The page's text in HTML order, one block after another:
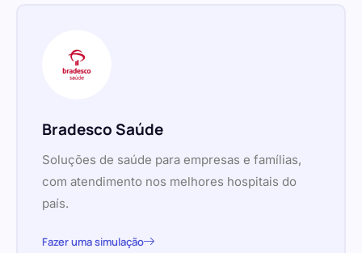
Bradesco Saúde
Soluções de saúde para empresas e famílias,
com atendimento nos melhores hospitais do
país.
Fazer uma simulação